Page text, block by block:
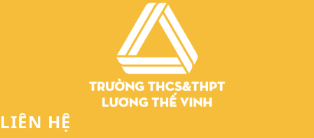
LIÊN HỆ